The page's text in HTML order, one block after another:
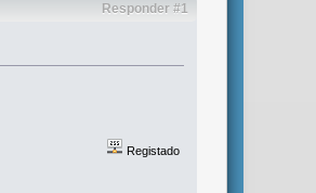
Responder #1
Registado